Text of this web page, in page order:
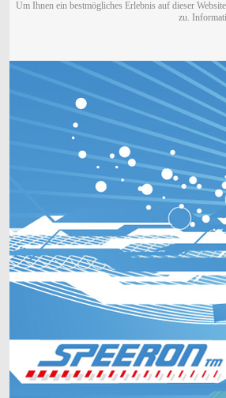
Um Ihnen ein bestmögliches Erlebnis auf dieser
zu.